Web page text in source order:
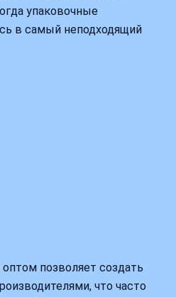
упаковочные
в самый неподходящий
позволяет создать
что часто